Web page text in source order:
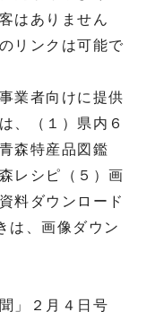
はありません
リンクは可能で
業者向けに提供
、（１）県内６
森特産品図鑑
レシピ（５）画
料ダウンロード
は、画像ダウン
」２月４日号